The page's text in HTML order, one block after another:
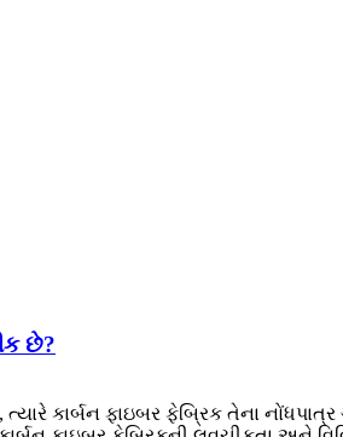
છે?
કાર્બન ફાઇબર ફેબ્રિક તેના